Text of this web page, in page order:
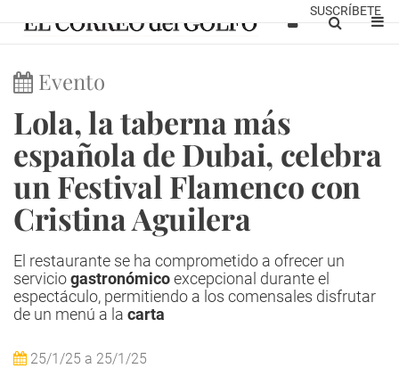
SUSCRÍBETE
Evento
Lola, la taberna más
española de Dubai, celebra
un Festival Flamenco con
Cristina Aguilera
El restaurante se ha comprometido a ofrecer un
serviciogastronómicoexcepcional durante el
espectáculo, permitiendo a los comensales disfrutar
de un menú a la carta
25/1/25 a 25/1/25